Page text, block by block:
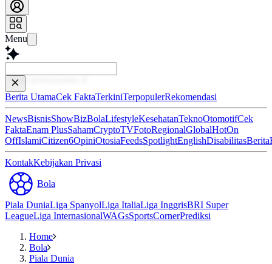
Menu
Tanya apap
Berita UtamaCek FaktaTerkiniTerpopulerRekomendasi
NewsBisnisShowBizBolaLifestyleKesehatanTeknoOtomotifCek
FaktaEnam PlusSahamCryptoTVFotoRegionalGlobalHotOn
OffIslamiCitizen6OpiniOtosiaFeedsSpotlightEnglishDisabilitasBerita
KontakKebijakan Privasi
Bola
Piala DuniaLiga SpanyolLiga ItaliaLiga InggrisBRI Super
LeagueLiga InternasionalWAGsSportsCornerPrediksi
Home
Bola
Piala Dunia